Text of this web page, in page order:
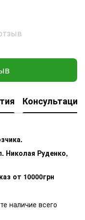
Консультация
Николая Руденко,
от 10000грн
наличие всего